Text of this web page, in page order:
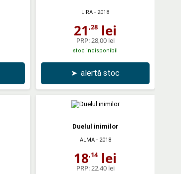
LIRA - 2018
21 ,28 lei
PRP: 28,00 lei
stoc indisponibil
➤ alertă stoc
Duelul inimilor
ALMA- 2018
18,14lei
PRP: 22,40 lei